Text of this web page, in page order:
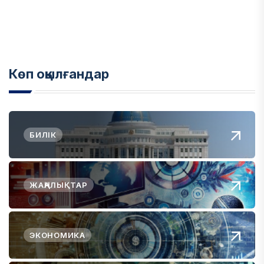
Көп оқылғандар
БИЛІК
ЖАҢАЛЫҚТАР
ЭКОНОМИКА